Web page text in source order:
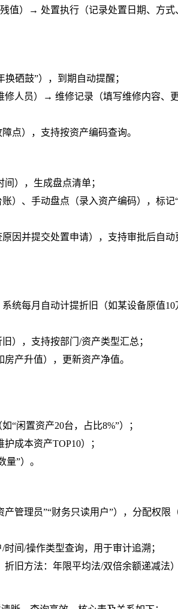
值）→ 处置执行（记录处置日期、方式
硒鼓”），到期自动提醒；
人员）→ 维修记录（填写维修内容、
点），支持按资产编码查询。
），生成盘点清单；
）、手动盘点（录入资产编码），标记
因并提交处置申请），支持审批后自动
统每月自动计提折旧（如某设备原值10
），支持按部门/资产类型汇总；
产升值），更新资产净值。
“闲置资产20台，占比8%”）；
成本资产TOP10）；
”）。
管理员”“财务只读用户”），分配权限
间/操作类型查询，用于审计追溯；
旧方法：年限平均法/双倍余额递减法）